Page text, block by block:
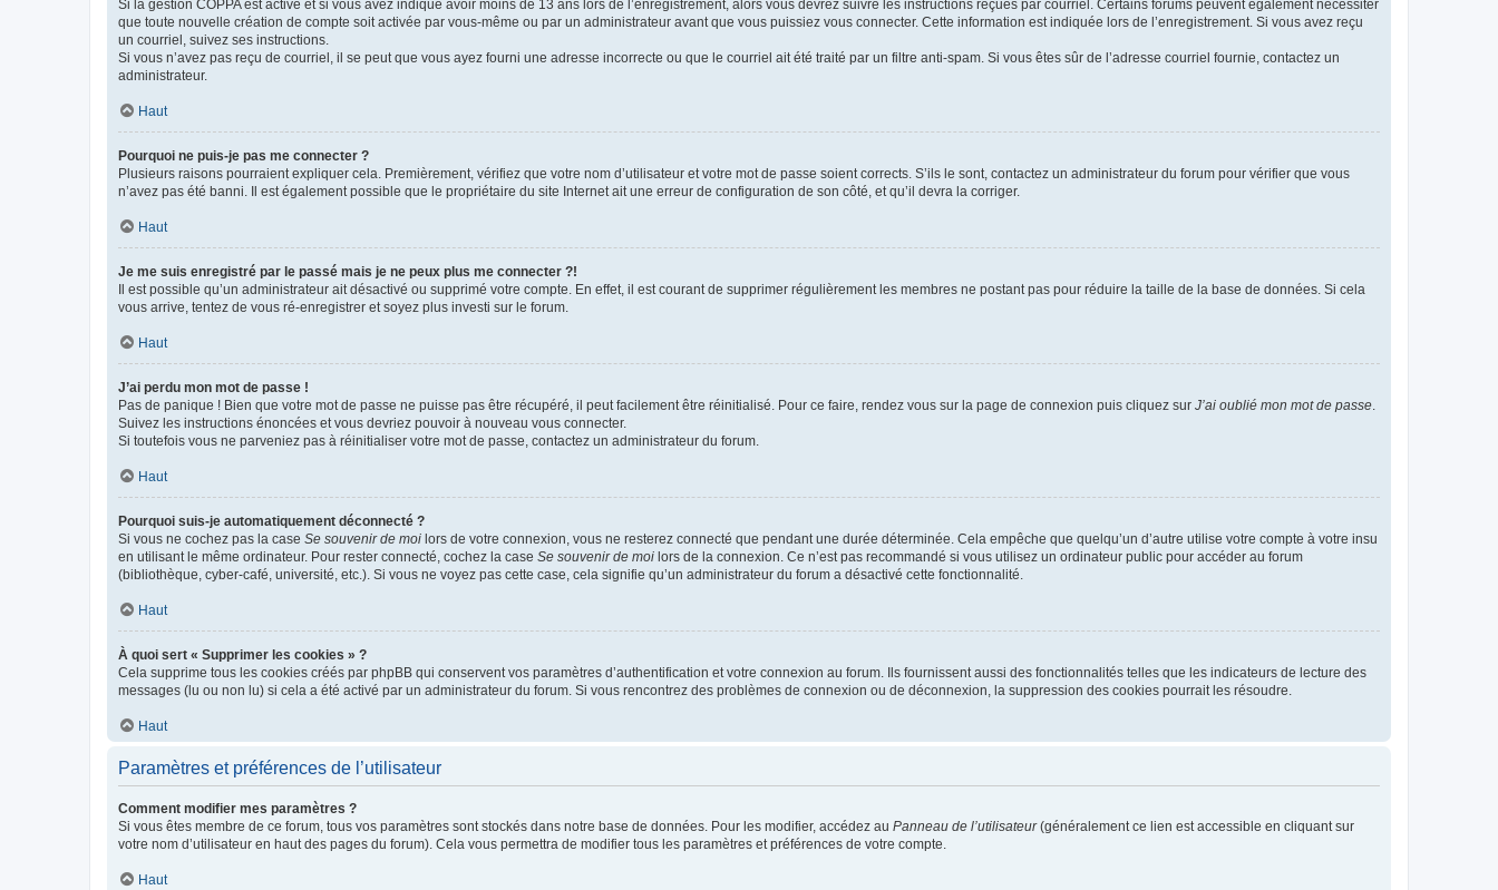
Si la gestion COPPA est active et si vous avez indiqué avoir moins de 13 ans lors de l’enregistrement, alors vous devrez suivre les instructions reçues par courriel. Certains forums peuvent également nécessiter
que toute nouvelle création de compte soit activée par vous-même ou par un administrateur avant que vous puissiez vous connecter. Cette information est indiquée lors de l’enregistrement. Si vous avez reçu
un courriel, suivez ses instructions.
Si vous n’avez pas reçu de courriel, il se peut que vous ayez fourni une adresse incorrecte ou que le courriel ait été traité par un filtre anti-spam. Si vous êtes sûr de l’adresse courriel fournie, contactez un
administrateur.
Haut
Pourquoi ne puis-je pas me connecter ?
Plusieurs raisons pourraient expliquer cela. Premièrement, vérifiez que votre nom d’utilisateur et votre mot de passe soient corrects. S’ils le sont, contactez un administrateur du forum pour vérifier que vous
n’avez pas été banni. Il est également possible que le propriétaire du site Internet ait une erreur de configuration de son côté, et qu’il devra la corriger.
Haut
Je me suis enregistré par le passé mais je ne peux plus me connecter ?!
Il est possible qu’un administrateur ait désactivé ou supprimé votre compte. En effet, il est courant de supprimer régulièrement les membres ne postant pas pour réduire la taille de la base de données. Si cela
vous arrive, tentez de vous ré-enregistrer et soyez plus investi sur le forum.
Haut
J’ai perdu mon mot de passe !
Pas de panique ! Bien que votre mot de passe ne puisse pas être récupéré, il peut facilement être réinitialisé. Pour ce faire, rendez vous sur la page de connexion puis cliquez sur J’ai oublié mon mot de passe
Suivez les instructions énoncées et vous devriez pouvoir à nouveau vous connecter.
Si toutefois vous ne parveniez pas à réinitialiser votre mot de passe, contactez un administrateur du forum.
Haut
Pourquoi suis-je automatiquement déconnecté ?
Si vous ne cochez pas la case Se souvenir de moi lors de votre connexion, vous ne resterez connecté que pendant une durée déterminée. Cela empêche que quelqu’un d’autre utilise votre compte à votre insu
en utilisant le même ordinateur. Pour rester connecté, cochez la case Se souvenir de moi lors de la connexion. Ce n’est pas recommandé si vous utilisez un ordinateur public pour accéder au forum
(bibliothèque, cyber-café, université, etc.). Si vous ne voyez pas cette case, cela signifie qu’un administrateur du forum a désactivé cette fonctionnalité.
Haut
À quoi sert « Supprimer les cookies » ?
Cela supprime tous les cookies créés par phpBB qui conservent vos paramètres d’authentification et votre connexion au forum. Ils fournissent aussi des fonctionnalités telles que les indicateurs de lecture des
messages (lu ou non lu) si cela a été activé par un administrateur du forum. Si vous rencontrez des problèmes de connexion ou de déconnexion, la suppression des cookies pourrait les résoudre.
Haut
Paramètres et préférences de l’utilisateur
Comment modifier mes paramètres ?
Si vous êtes membre de ce forum, tous vos paramètres sont stockés dans notre base de données. Pour les modifier, accédez au Panneau de l’utilisateur(généralement ce lien est accessible en cliquant sur
votre nom d’utilisateur en haut des pages du forum). Cela vous permettra de modifier tous les paramètres et préférences de votre compte.
Haut